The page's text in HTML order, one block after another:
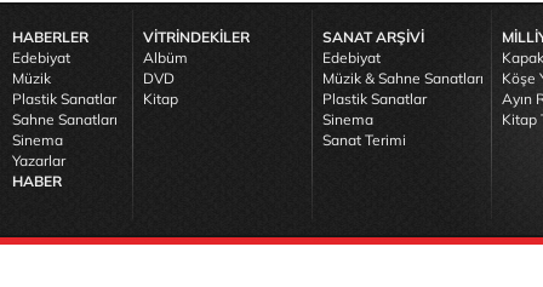
HABERLER
Edebiyat
Müzik
Plastik Sanatlar
Sahne Sanatları
Sinema
Yazarlar
HABER
VİTRİNDEKİLER
Albüm
DVD
Kitap
SANAT ARŞİVİ
Edebiyat
Müzik & Sahne Sanatları
Plastik Sanatlar
Sinema
Sanat Terimi
Köşe
Ayın
Kitap